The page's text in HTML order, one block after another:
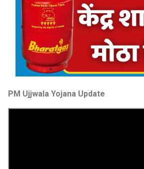
PM Ujjwala Yojana Update